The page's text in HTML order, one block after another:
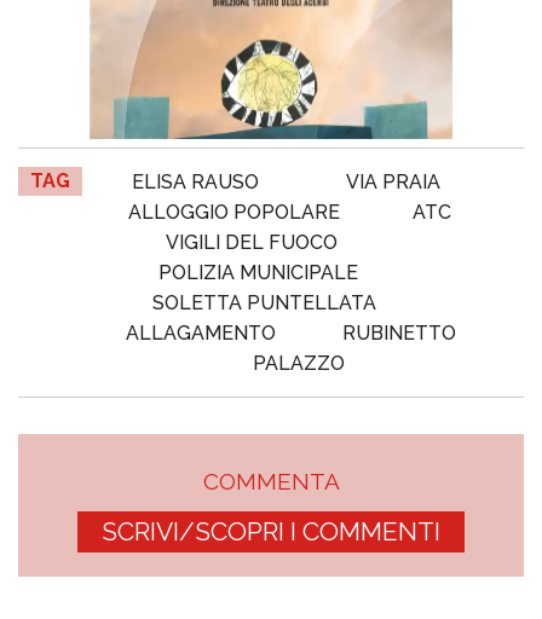
TAG ELISA RAUSO
VIA PRAIA
ALLOGGIO POPOLARE
ATC
VIGILI DEL FUOCO
POLIZIA MUNICIPALE
SOLETTA PUNTELLATA
ALLAGAMENTO
RUBINETTO
PALAZZO
COMMENTA
SCRIVI/SCOPRI I COMMENTI